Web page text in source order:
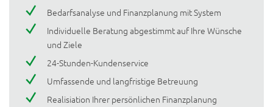
Bedarfsanalyse und Finanzplanung mit System
Individuelle Beratung abgestimmt auf Ihre Wünsche
und Ziele
24-Stunden-Kundenservice
Umfassende und langfristige Betreuung
Realisiation Ihrer persönlichen Finanzplanung